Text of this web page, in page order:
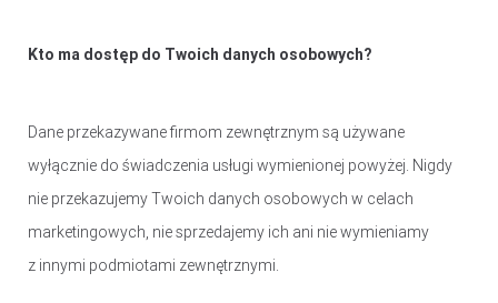
Kto ma dostęp do Twoich danych osobowych?
Dane przekazywane firmom zewnętrznym są używane
wyłącznie do świadczenia usługi wymienionej powyżej. Nigdy
nie przekazujemy Twoich danych osobowych w celach
marketingowych, nie sprzedajemy ich ani nie wymieniamy
z innymi podmiotami zewnętrznymi.